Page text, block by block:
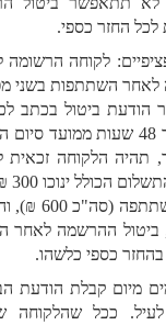
כספי.
ביטול קורס יסודות – תנאים ספציפיים: לקוחה הרשומה לקורס
יסודות תוכל לבטל את הרשמתה לאחר השתתפות בשני מפגשים
ראשונים בלבד, ובתנאי שתמסור הודעת ביטול בכתב לכתובת
הדוא"ל office@poqer.co.il תוך 48 שעות ממועד סיום המפגש
השני. במקרה של ביטול כאמור, תהיה הלקוחה זכאית להחזר
חלקי המחושב כדלקמן: מסכום התשלום הכולל ינוכו 300 ₪ עבור
כל אחד משני המפגשים בהם השתתפה (סה"כ 600 ₪), והיתרה
תוחזר ללקוחה. למען הסר ספק, ביטול ההרשמה לאחר המפגש
כלשהו.
ההחזר הכספי יבוצע תוך 14 ימים מיום קבלת הודעת הביטול,
בניכוי דמי הביטול כמפורט לעיל. ככל שהלקוחה שילמה